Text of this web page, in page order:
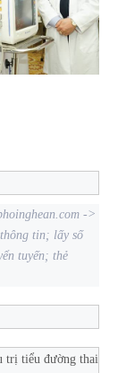
->
tin; lấy số
tuyến; thẻ
trị tiểu đường thai